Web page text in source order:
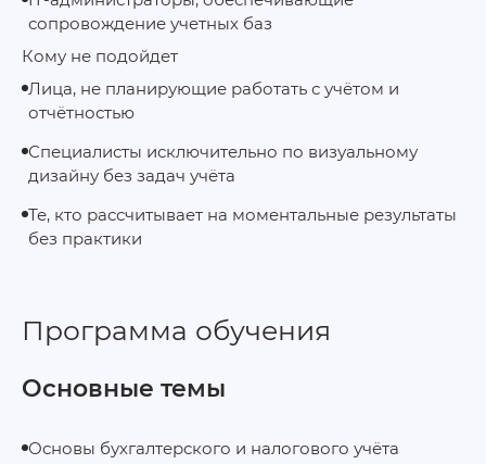
сопровождение учетных баз
Кому не подойдет
Лица, не планирующие работать с учётом и
отчётностью
Специалисты исключительно по визуальному
дизайну без задач учёта
Те, кто рассчитывает на моментальные результаты
без практики
Программа обучения
Основные темы
Основы бухгалтерского и налогового учёта